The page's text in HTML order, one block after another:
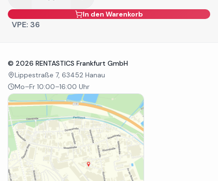
In den Warenkorb
VPE: 36
© 2026 RENTASTICS Frankfurt GmbH
Lippestraße 7, 63452 Hanau
Mo–Fr 10:00–16:00 Uhr